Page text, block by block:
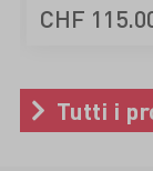
CHF
Tutti i